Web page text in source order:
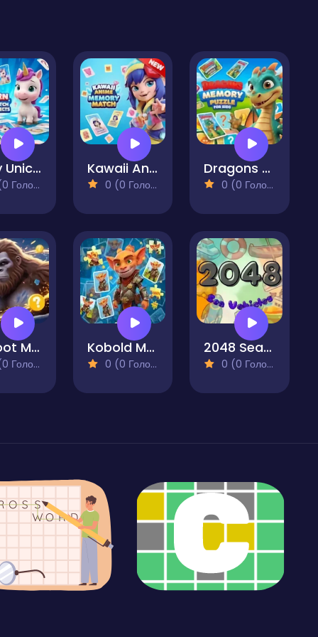
Baby Unicorn Memory Match & Hidden Objects Kawaii Anime Memory Match
0 (0 Голосів)
Dragons Memory Puzzle for Kids
0 (0 Голосів)
Bigfoot Memory Magic for Kids Kobold Memory Collector for Kids
0 (0 Голосів)
2048 Sea Vehicles
0 (0 Голосів)